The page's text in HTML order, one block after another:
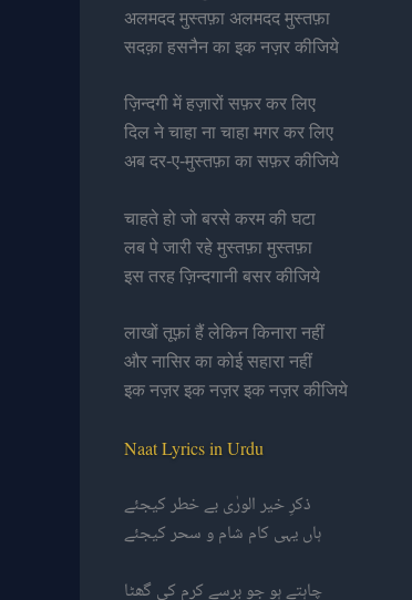
अलमदद मुस्तफ़ा अलमदद मुस्तफ़ा
सदक़ा हसनैन का इक नज़र कीजिये
ज़िन्दगी में हज़ारों सफ़र कर लिए
दिल ने चाहा ना चाहा मगर कर लिए
अब दर-ए-मुस्तफ़ा का सफ़र कीजिये
चाहते हो जो बरसे करम की घटा
लब पे जारी रहे मुस्तफ़ा मुस्तफ़ा
इस तरह ज़िन्दगानी बसर कीजिये
लाखों तूफ़ां हैं लेकिन किनारा नहीं
और नासिर का कोई सहारा नहीं
इक नज़र इक नज़र इक नज़र कीजिये
Naat Lyrics in Urdu
ذکرِ خیر الورٰی بے خطر کیجئے
ہاں یہی کام شام و سحر کیجئے
چاہتے ہو جو برسے کرم کی گھٹا